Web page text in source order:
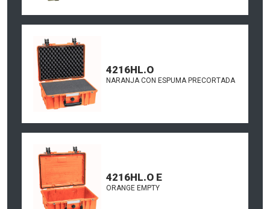
4216HL.O
NARANJA CON ESPUMA PRECORTADA
4216HL.O E
ORANGE EMPTY